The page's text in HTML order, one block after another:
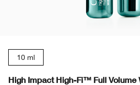
10 ml
High Impact High-Fi™ Full Volume